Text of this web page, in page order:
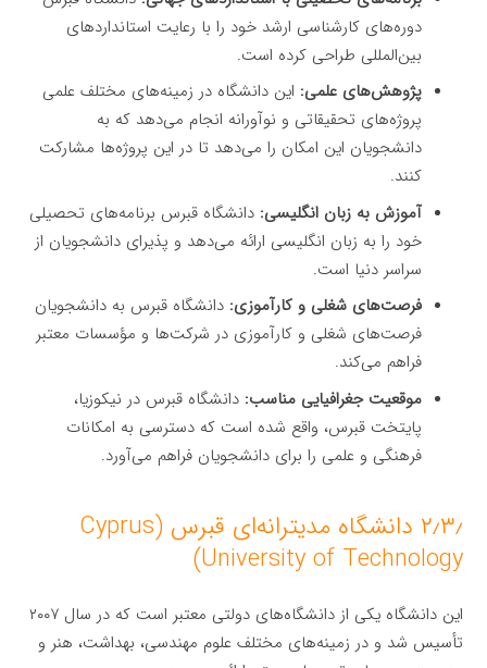
دوره‌های کارشناسی ارشد خود را با رعایت استانداردهای
بین‌المللی طراحی کرده است.
پژوهش‌های علمی: این دانشگاه در زمینه‌های مختلف علمی
پروژه‌های تحقیقاتی و نوآورانه انجام می‌دهد که به
دانشجویان این امکان را می‌دهد تا در این پروژه‌ها مشارکت
کنند.
آموزش به زبان انگلیسی: دانشگاه قبرس برنامه‌های تحصیلی
خود را به زبان انگلیسی ارائه می‌دهد و پذیرای دانشجویان از
سراسر دنیا است.
فرصت‌های شغلی و کارآموزی: دانشگاه قبرس به دانشجویان
فرصت‌های شغلی و کارآموزی در شرکت‌ها و مؤسسات معتبر
فراهم می‌کند.
موقعیت جغرافیایی مناسب: دانشگاه قبرس در نیکوزیا،
پایتخت قبرس، واقع شده است که دسترسی به امکانات
فرهنگی و علمی را برای دانشجویان فراهم می‌آورد.
۲٫۳٫ دانشگاه مدیترانه‌ای قبرس (Cyprus
University of Technology)
این دانشگاه یکی از دانشگاه‌های دولتی معتبر است که در سال ۲۰۰۷
تأسیس شد و در زمینه‌های مختلف علوم مهندسی، بهداشت، هنر و